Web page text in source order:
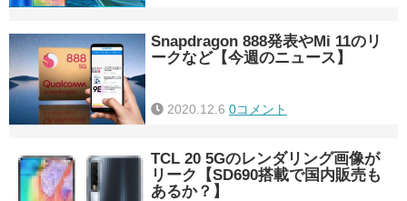
Snapdragon 888発表やMi 11のリ
ークなど【今週のニュース】
2020.12.6 0コメント
TCL 20 5Gのレンダリング画像が
リーク【SD690搭載で国内販売も
あるか？】